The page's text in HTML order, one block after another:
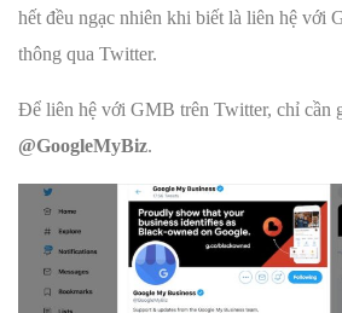
hết đều ngạc nhiên khi biết là liên hệ với
thông qua Twitter.
Để liên hệ với GMB trên Twitter, chỉ cần
@GoogleMyBiz.